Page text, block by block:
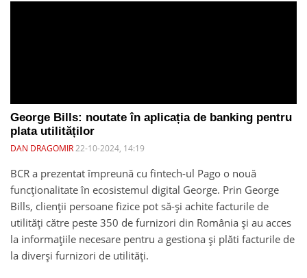
George Bills: noutate în aplicația de banking pentru
plata utilităților
DAN DRAGOMIR22-10-2024, 14:19
BCR a prezentat împreună cu fintech-ul Pago o nouă
funcționalitate în ecosistemul digital George. Prin George
Bills, clienții persoane fizice pot să-și achite facturile de
utilități către peste 350 de furnizori din România și au acces
la informațiile necesare pentru a gestiona și plăti facturile de
la diverși furnizori de utilități.